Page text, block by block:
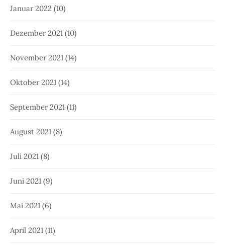
Januar 2022 (10)
Dezember 2021 (10)
November 2021 (14)
Oktober 2021 (14)
September 2021 (11)
August 2021 (8)
Juli 2021 (8)
Juni 2021 (9)
Mai 2021 (6)
April 2021 (11)